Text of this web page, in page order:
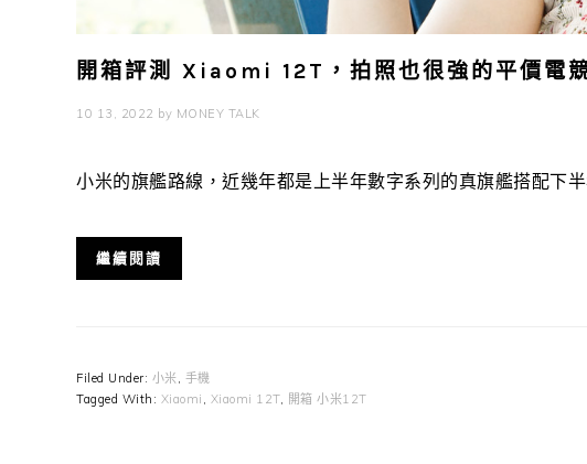
開箱評測 Xiaomi 12T，拍照也很強的平價電
10 13, 2022 by MONEY TALK
小米的旗艦路線，近幾年都是上半年數字系列的真旗艦搭配下
繼續閱讀
Filed Under: 小米, 手機
Tagged With: Xiaomi , Xiaomi 12T, 開箱 小米12T